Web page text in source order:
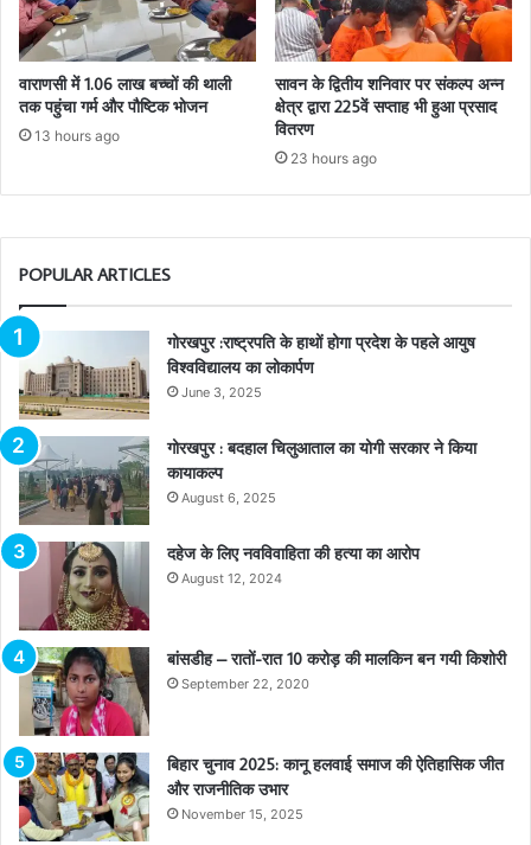
वाराणसी में 1.06 लाख बच्चों की थाली
तक पहुंचा गर्म और पौष्टिक भोजन
13 hours ago
सावन के द्वितीय शनिवार पर संकल्प अन्न
क्षेत्र द्वारा 225वें सप्ताह भी हुआ प्रसाद
वितरण
23 hours ago
POPULAR ARTICLES
गोरखपुर :राष्ट्रपति के हाथों होगा प्रदेश के पहले आयुष
विश्वविद्यालय का लोकार्पण
June 3, 2025
गोरखपुर : बदहाल चिलुआताल का योगी सरकार ने किया
कायाकल्प
August 6, 2025
दहेज के लिए नवविवाहिता की हत्या का आरोप
August 12, 2024
बांसडीह – रातों-रात 10 करोड़ की मालकिन बन गयी किशोरी
September 22, 2020
बिहार चुनाव 2025: कानू हलवाई समाज की ऐतिहासिक जीत
और राजनीतिक उभार
November 15, 2025